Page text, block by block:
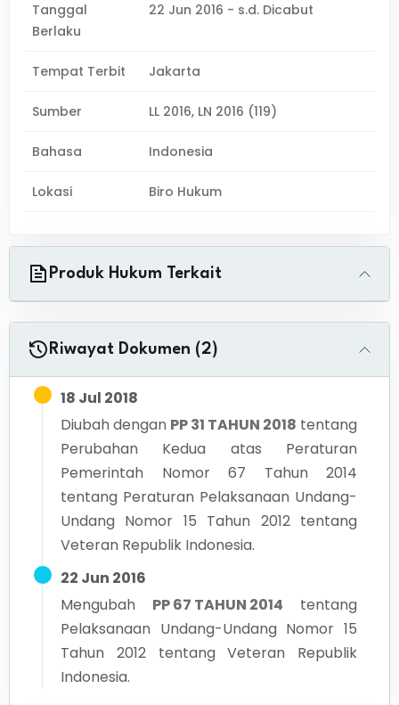
Tanggal
Berlaku
22 Jun 2016 - s.d. Dicabut
Tempat Terbit Jakarta
Sumber LL 2016, LN 2016 (119)
Bahasa Indonesia
Lokasi Biro Hukum
Produk Hukum Terkait
Riwayat Dokumen (2)
18 Jul 2018
Diubah dengan PP 31 TAHUN 2018 tentang
Perubahan Kedua atas Peraturan
Pemerintah Nomor 67 Tahun 2014
tentang Peraturan Pelaksanaan Undang-
Undang Nomor 15 Tahun 2012 tentang
Veteran Republik Indonesia.
22 Jun 2016
Mengubah
PP 67 TAHUN 2014
tentang
Pelaksanaan Undang-Undang Nomor 15
Tahun 2012 tentang Veteran Republik
Indonesia.